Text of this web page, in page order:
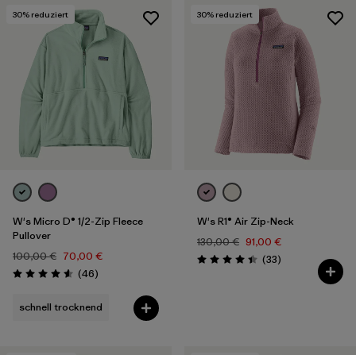
30% reduziert
W's Micro D® 1/2-Zip Fleece
Pullover
100,00 € 70,00 €
Bewertung: 4.6 / 5
(46Rezensionen
)
schnell trocknend
30% reduziert
W's R1® Air Zip-Neck
130,00 € 91,00 €
Bewertung: 4.4 / 5
(33Rezensionen
)